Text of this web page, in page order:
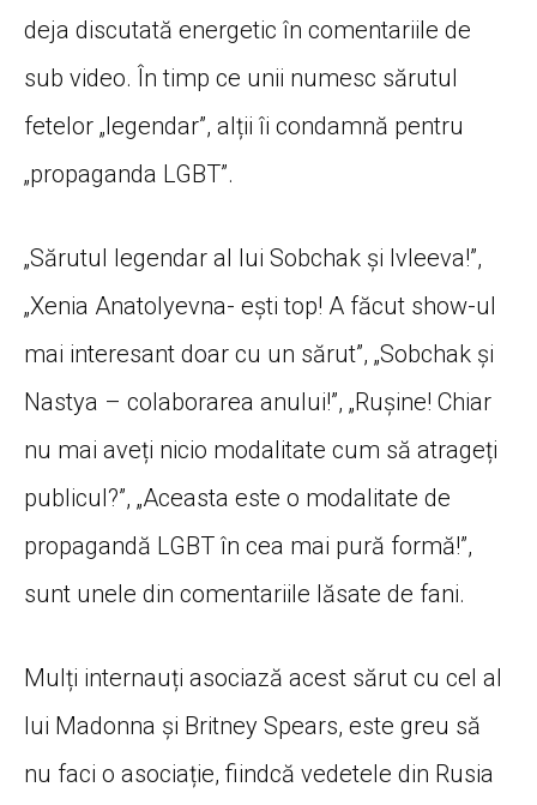
deja discutată energetic în comentariile de
sub video. În timp ce unii numesc sărutul
fetelor „legendar”, alții îi condamnă pentru
„propaganda LGBT”.
„Sărutul legendar al lui Sobchak și Ivleeva!”,
„Xenia Anatolyevna- ești top! A făcut show-ul
mai interesant doar cu un sărut”, „Sobchak și
Nastya – colaborarea anului!”, „Rușine! Chiar
nu mai aveți nicio modalitate cum să atrageți
publicul?”, „Aceasta este o modalitate de
propagandă LGBT în cea mai pură formă!”,
sunt unele din comentariile lăsate de fani.
Mulți internauți asociază acest sărut cu cel al
lui Madonna și Britney Spears, este greu să
nu faci o asociație, fiindcă vedetele din Rusia